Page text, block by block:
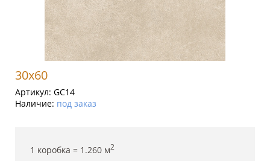
30x60
Артикул: GC14
Наличие: под заказ
1 коробка = 1.260 м2